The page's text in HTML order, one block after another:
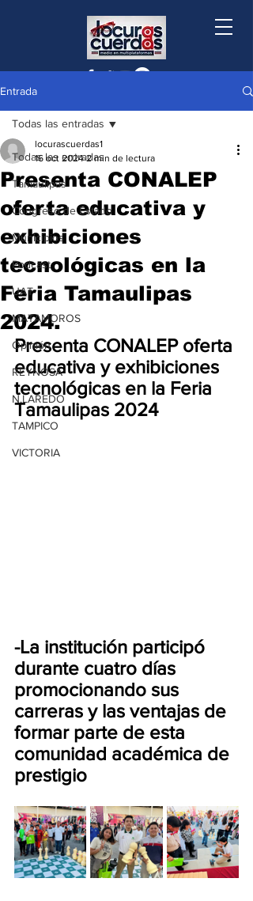
Entrada
Todas las entradas
Tamaulipas
Congreso de Estado
Municipios
Podcast
UAT
MATAMOROS
Opinión
REYNOSA
N.LAREDO
TAMPICO
VICTORIA
Todas las entradas
Presenta CONALEP
oferta educativa y
exhibiciones
tecnológicas en la
Feria Tamaulipas
2024.
locurascuerdas1
16 oct 2024 2 min de lectura
Presenta CONALEP oferta
educativa y exhibiciones
tecnológicas en la Feria
Tamaulipas 2024
-La institución participó
durante cuatro días
promocionando sus
carreras y las ventajas de
formar parte de esta
comunidad académica de
prestigio